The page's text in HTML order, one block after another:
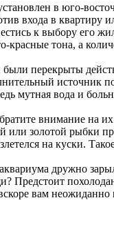
в юго-
входа в квартиру
к выбору его
тона, а
перекрыты
источник
мутная вода и
внимание на
или золотой
на куски.
дружно
Предстоит
вам неожиданно